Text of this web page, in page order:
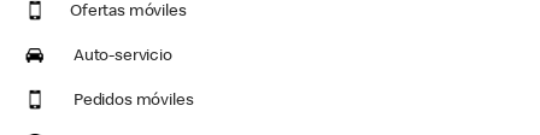
Ofertas móviles
Auto-servicio
Pedidos móviles